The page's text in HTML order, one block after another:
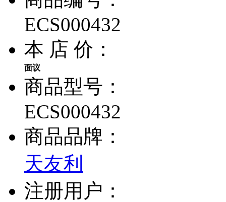
ECS000432
本 店 价：
面议
商品型号：
ECS000432
商品品牌：
天友利
注册用户：